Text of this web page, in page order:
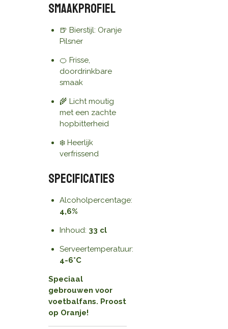
Smaakprofiel
🍺 Bierstijl: Oranje
Pilsner
🍊 Frisse,
doordrinkbare
smaak
🌾 Licht moutig
met een zachte
hopbitterheid
❄️ Heerlijk
verfrissend
Specificaties
Alcoholpercentage:
4,6%
Inhoud: 33 cl
Serveertemperatuur:
4-6°C
Speciaal
gebrouwen voor
voetbalfans. Proost
op Oranje!